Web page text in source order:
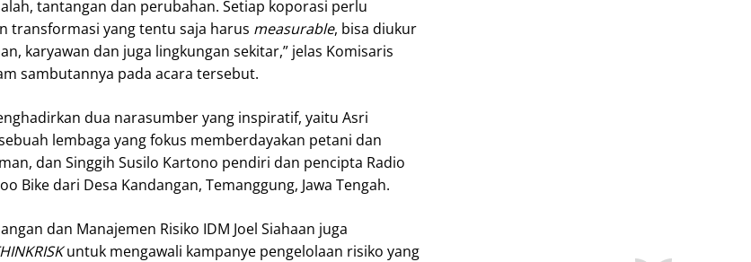
tantangan dan perubahan. Setiap koporasi perlu
transformasi yang tentu saja harus measurable, bisa diukur
karyawan dan juga lingkungan sekitar,” jelas Komisaris
sambutannya pada acara tersebut.
dua narasumber yang inspiratif, yaitu Asri
lembaga yang fokus memberdayakan petani dan
dan Singgih Susilo Kartono pendiri dan pencipta Radio
Bike dari Desa Kandangan, Temanggung, Jawa Tengah.
dan Manajemen Risiko IDM Joel Siahaan juga
untuk mengawali kampanye pengelolaan risiko yang